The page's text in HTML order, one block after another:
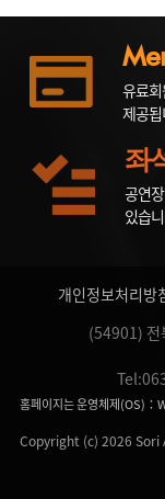
유료회
제공
좌
공연
있습
개인정보처리방
(54901) 전
홈페이지는 운영체제(OS)：
Copyright (c) 2026